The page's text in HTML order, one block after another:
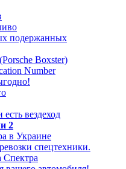
подержанных
Boxster)
Number
вездеход
2
в Украине
спецтехники.
Спектра